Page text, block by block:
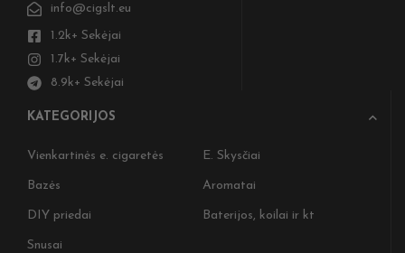
info@cigslt.eu
1.2k+ Sekėjai
1.7k+ Sekėjai
8.9k+ Sekėjai
KATEGORIJOS
Vienkartinės e. cigaretės E. Skysčiai
Bazės Aromatai
DIY priedai Baterijos, koilai ir kt
Snusai